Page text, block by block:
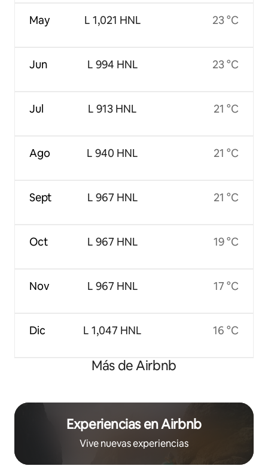
May
Jun
Jul
Ago
Sept
Oct
Nov
Dic
L 1,021 HNL
L 994 HNL
L 913 HNL
L 940 HNL
L 967 HNL
L 967 HNL
L 967 HNL
L 1,047 HNL
23 °C
23 °C
21 °C
21 °C
21 °C
19 °C
17 °C
16 °C
Más de Airbnb
Experiencias en Airbnb
Vive nuevas experiencias